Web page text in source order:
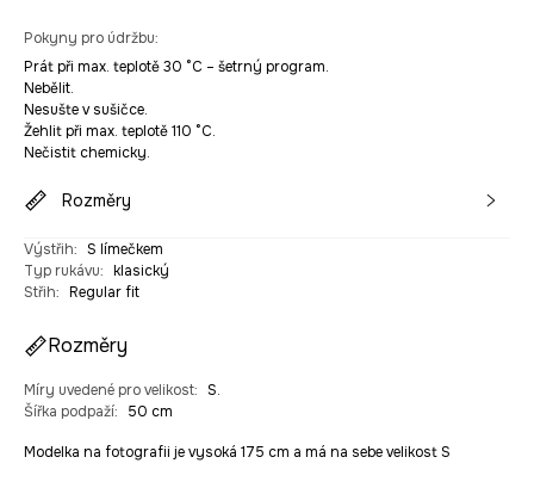
Pokyny pro údržbu:
Prát při max. teplotě 30 °C – šetrný program.
Nebělit.
Nesušte v sušičce.
Žehlit při max. teplotě 110 °C.
Nečistit chemicky.
Rozměry
Výstřih: S límečkem
Typ rukávu: klasický
Střih: Regular fit
Rozměry
Míry uvedené pro velikost: S.
Šířka podpaží: 50 cm
Modelka na fotografii je vysoká 175 cm a má na sebe velikost S